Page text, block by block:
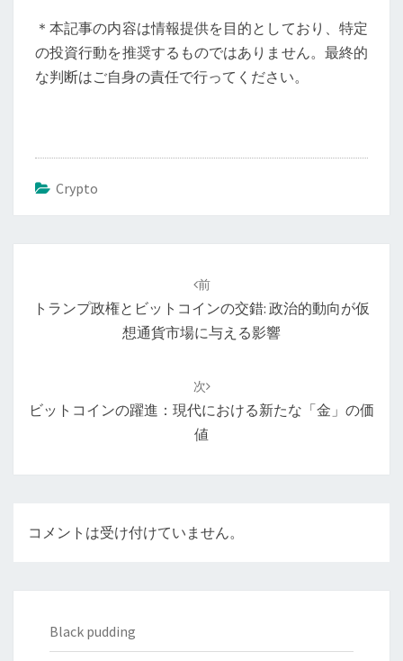
＊本記事の内容は情報提供を目的としており、特定
の投資行動を推奨するものではありません。最終的
な判断はご自身の責任で行ってください。
Crypto
ョ
前
トランプ政権とビットコインの交錯: 政治的動向が仮
想通貨市場に与える影響
次
ビットコインの躍進：現代における新たな「金」の価
値
コメントは受け付けていません。
Black pudding